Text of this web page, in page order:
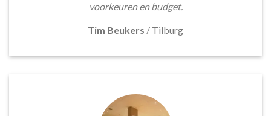
voorkeuren en budget.
Tim Beukers / Tilburg